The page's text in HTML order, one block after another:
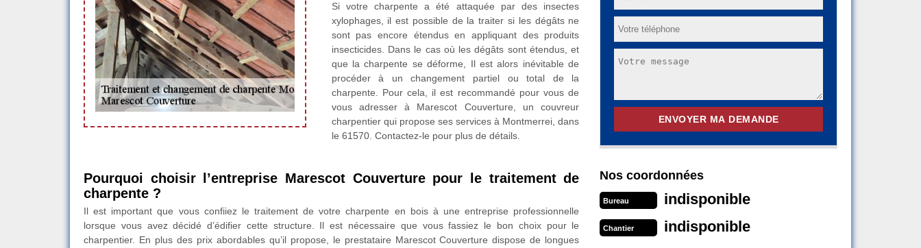
Si votre charpente a été attaquée par des insectes
xylophages, il est possible de la traiter si les dégâts ne
sont pas encore étendus en appliquant des produits
insecticides. Dans le cas où les dégâts sont étendus, et
que la charpente se déforme, Il est alors inévitable de
procéder à un changement partiel ou total de la
charpente. Pour cela, il est recommandé pour vous de
vous adresser à Marescot Couverture, un couvreur
charpentier qui propose ses services à Montmerrei, dans
le 61570. Contactez-le pour plus de détails.
Pourquoi choisir l’entreprise Marescot Couverture pour le traitement de
charpente ?
Il est important que vous confiiez le traitement de votre charpente en bois à une entreprise professionnelle
lorsque vous avez décidé d’édifier cette structure. Il est nécessaire que vous fassiez le bon choix pour le
charpentier. En plus des prix abordables qu’il propose, le prestataire Marescot Couverture dispose de longues
Nos coordonnées
Bureau indisponible
Chantier indisponible